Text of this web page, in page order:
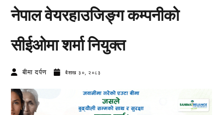
नेपाल वेयरहाउजिङ्ग कम्पनीको
सीईओमा शर्मा नियुक्त
बीमा दर्पण बैशाख ३०, २०८३